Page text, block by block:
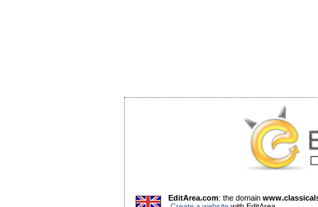
EditArea.com: the domain